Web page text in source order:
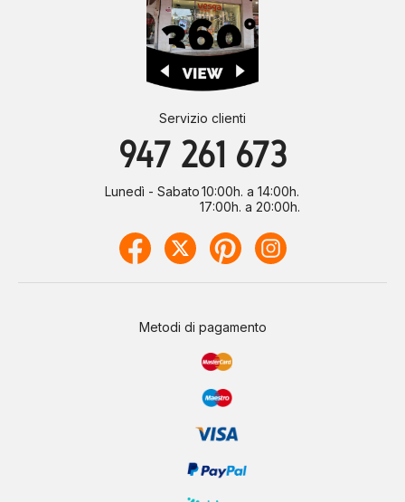
Servizio clienti
947 261 673
Lunedì - Sabato10:00h. a 14:00h.
17:00h. a 20:00h.
Metodi di pagamento